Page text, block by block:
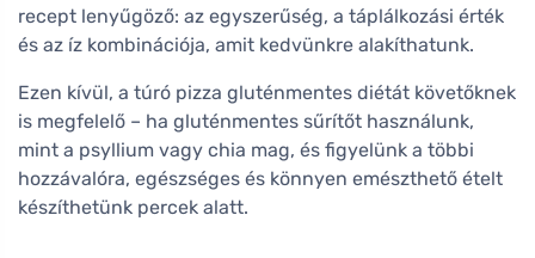
recept lenyűgöző: az egyszerűség, a táplálkozási érték
és az íz kombinációja, amit kedvünkre alakíthatunk.
Ezen kívül, a túró pizza gluténmentes diétát követőknek
is megfelelő – ha gluténmentes sűrítőt használunk,
mint a psyllium vagy chia mag, és figyelünk a többi
hozzávalóra, egészséges és könnyen emészthető ételt
készíthetünk percek alatt.